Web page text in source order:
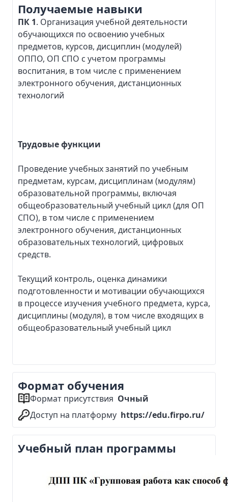
Получаемые навыки
ПК 1. Организация учебной деятельности
обучающихся по освоению учебных
предметов, курсов, дисциплин (модулей)
ОППО, ОП СПО с учетом программы
воспитания, в том числе с применением
электронного обучения, дистанционных
технологий
Трудовые функции
Проведение учебных занятий по учебным
предметам, курсам, дисциплинам (модулям)
образовательной программы, включая
общеобразовательный учебный цикл (для ОП
СПО), в том числе с применением
электронного обучения, дистанционных
образовательных технологий, цифровых
средств.
Текущий контроль, оценка динамики
подготовленности и мотивации обучающихся
в процессе изучения учебного предмета, курса,
дисциплины (модуля), в том числе входящих в
общеобразовательный учебный цикл
Формат обучения
Формат присутствия Очный
Доступ на платформу https://edu.firpo.ru/
Учебный план программы